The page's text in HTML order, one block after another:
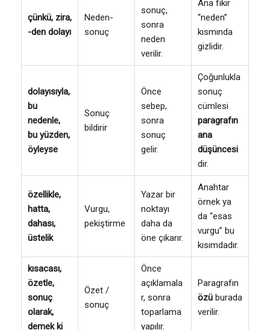
çünkü, zira,
-den dolayı
Neden-
sonuç
sonuç,
sonra
neden
verilir.
Ana fikir
“neden”
kısmında
gizlidir.
dolayısıyla,
bu
nedenle,
bu yüzden,
öyleyse
Sonuç
bildirir
Önce
sebep,
sonra
sonuç
gelir.
Çoğunlukla
sonuç
cümlesi
paragrafın
ana
düşüncesi
dir.
özellikle,
hatta,
dahası,
üstelik
Vurgu,
pekiştirme
Yazar bir
noktayı
daha da
öne çıkarır.
Anahtar
örnek ya
da “esas
vurgu” bu
kısımdadır.
kısacası,
özetle,
sonuç
olarak,
demek ki
Özet /
sonuç
Önce
açıklamala
r, sonra
toparlama
yapılır.
Paragrafın
özü burada
verilir.